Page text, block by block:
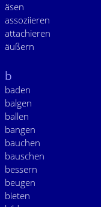
äsen
assoziieren
attachieren
äußern
b
baden
balgen
ballen
bangen
bauchen
bauschen
bessern
beugen
bieten